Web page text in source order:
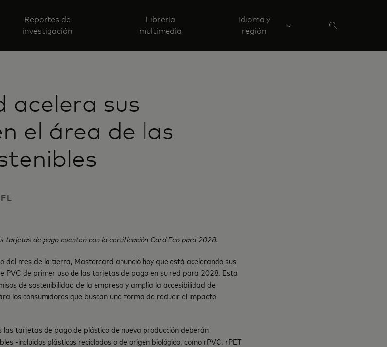
Reportes de
investigación
Librería
multimedia
Idioma y
región
acelera sus
el área de las
tarjetas de pago cuenten con la certificación Card Eco para 2028.
del mes de la tierra, Mastercard anunció hoy que está acelerando sus
PVC de primer uso de las tarjetas de pago en su red para 2028. Esta
de sostenibilidad de la empresa y amplía la accesibilidad de
los consumidores que buscan una forma de reducir el impacto
tarjetas de pago de plástico de nueva producción deberán
-incluidos plásticos reciclados o de origen biológico, como rPVC, rPET